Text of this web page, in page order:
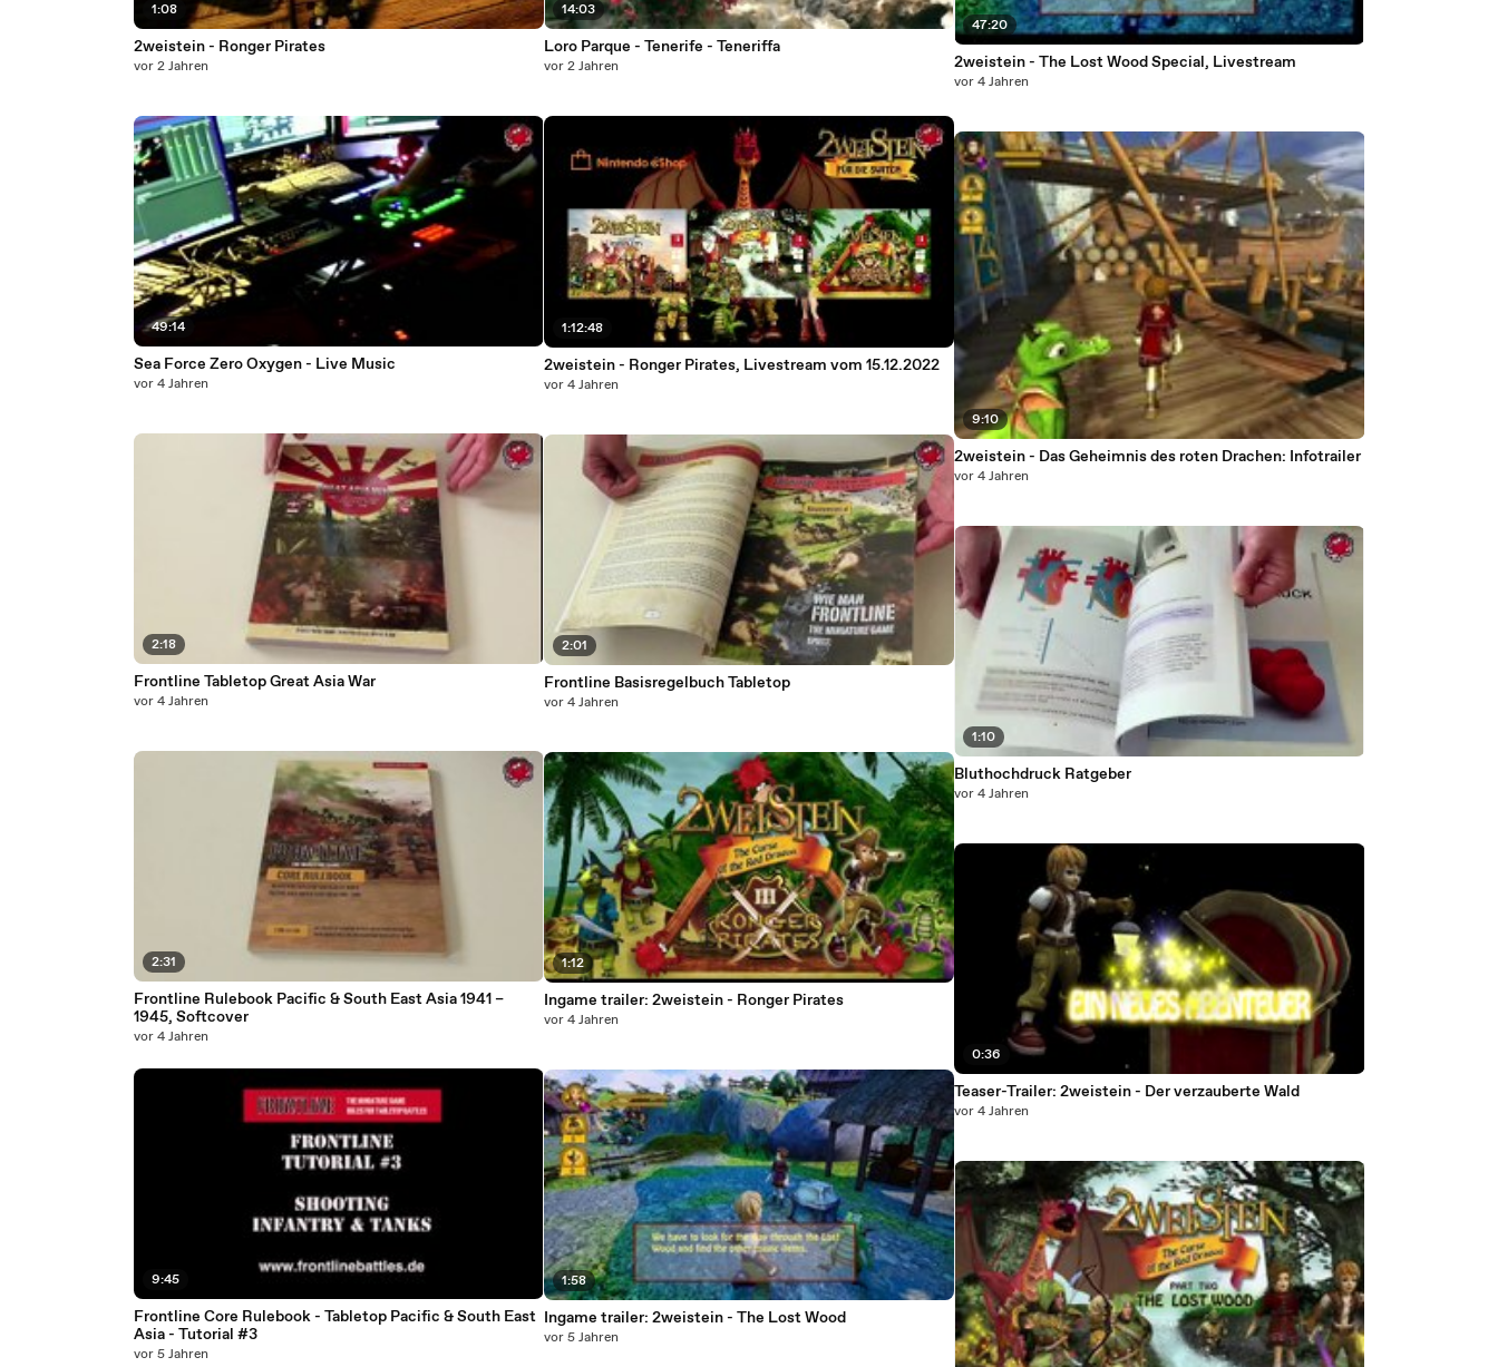
1:08
2weistein - Ronger Pirates
vor 2 Jahren
49:14
Sea Force Zero Oxygen - Live Music
vor 4 Jahren
2:18
Frontline Tabletop Great Asia War
vor 4 Jahren
2:31
Frontline Rulebook Pacific & South East Asia 1941 –
1945, Softcover
vor 4 Jahren
9:45
Frontline Core Rulebook - Tabletop Pacific & South East
Asia - Tutorial #3
vor 5 Jahren
14:03
Loro Parque - Tenerife - Teneriffa
vor 2 Jahren
1:12:48
2weistein - Ronger Pirates, Livestream vom 15.12.2022
vor 4 Jahren
2:01
Frontline Basisregelbuch Tabletop
vor 4 Jahren
1:12
Ingame trailer: 2weistein - Ronger Pirates
vor 4 Jahren
1:58
Ingame trailer: 2weistein - The Lost Wood
vor 5 Jahren
47:20
2weistein - The Lost Wood Special, Livestream
vor 4 Jahren
9:10
2weistein - Das Geheimnis des roten Drachen: Infotrailer
vor 4 Jahren
1:10
Bluthochdruck Ratgeber
vor 4 Jahren
0:36
Teaser-Trailer: 2weistein - Der verzauberte Wald
vor 4 Jahren